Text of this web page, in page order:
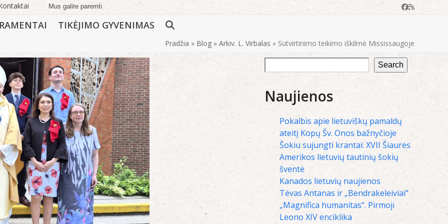
Mus galite paremti Facebook
RSS
TIKĖJIMO GYVENIMAS
Pradžia » Blog» Arkiv. L. Virbalas » Sutvirtinimo teikimo iškilmė Mississaugoje
Search
Naujienos
Pokalbis apie lietuviškų pamaldų
ateitį Kopų Šv. Onos bažnyčioje
Šokiu sujungti krantai: XVII Šiaurės
Amerikos lietuvių tautinių šokių
šventė
Kanados lietuvių naujienos
Tėvas Antanas ir „Bendrakeleiviai“
„Magnifica humanitas“. Pirmoji
Leono XIV enciklika